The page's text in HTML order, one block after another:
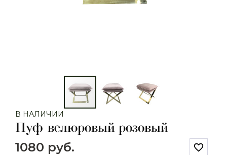
В НАЛИЧИИ
Пуф велюровый розовый
1080 руб. favorite_border